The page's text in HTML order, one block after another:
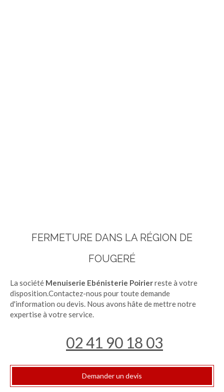
FERMETURE DANS LA RÉGION DE
FOUGERÉ
La société Menuiserie Ebénisterie Poirierreste à votre
disposition.Contactez-nous pour toute demande
d'information ou devis. Nous avons hâte de mettre notre
expertise à votre service.
02 41 90 18 03
Demander un devis